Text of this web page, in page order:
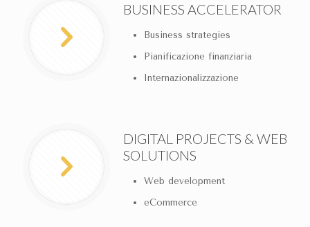
BUSINESS ACCELERATOR
Business strategies
Pianificazione finanziaria
Internazionalizzazione
DIGITAL PROJECTS & WEB
SOLUTIONS
Web development
eCommerce